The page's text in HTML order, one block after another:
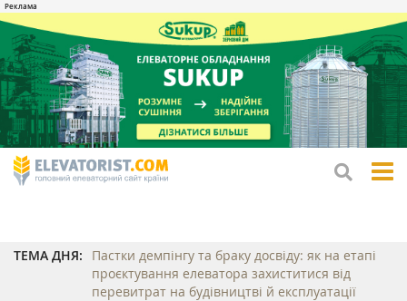
ТЕМА ДНЯ:
Пастки демпінгу та браку досвіду: як на етапі
проєктування елеватора захиститися від
перевитрат на будівництві й експлуатації